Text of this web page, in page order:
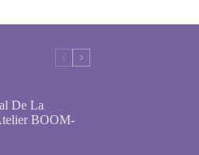
De La
BOOM-